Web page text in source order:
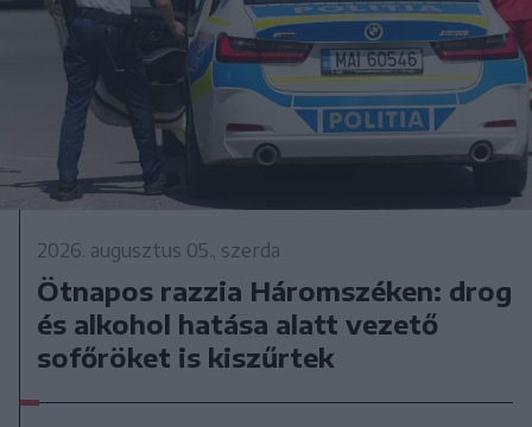
2026. augusztus 05., szerda
Ötnapos razzia Háromszéken: drog
és alkohol hatása alatt vezető
sofőröket is kiszűrtek